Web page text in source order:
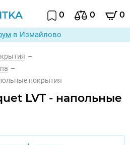
0 0 0
в Измайлово
–
–
покрытия
LVT - напольные